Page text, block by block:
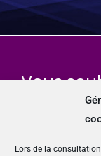
Lors de la
Vous
du